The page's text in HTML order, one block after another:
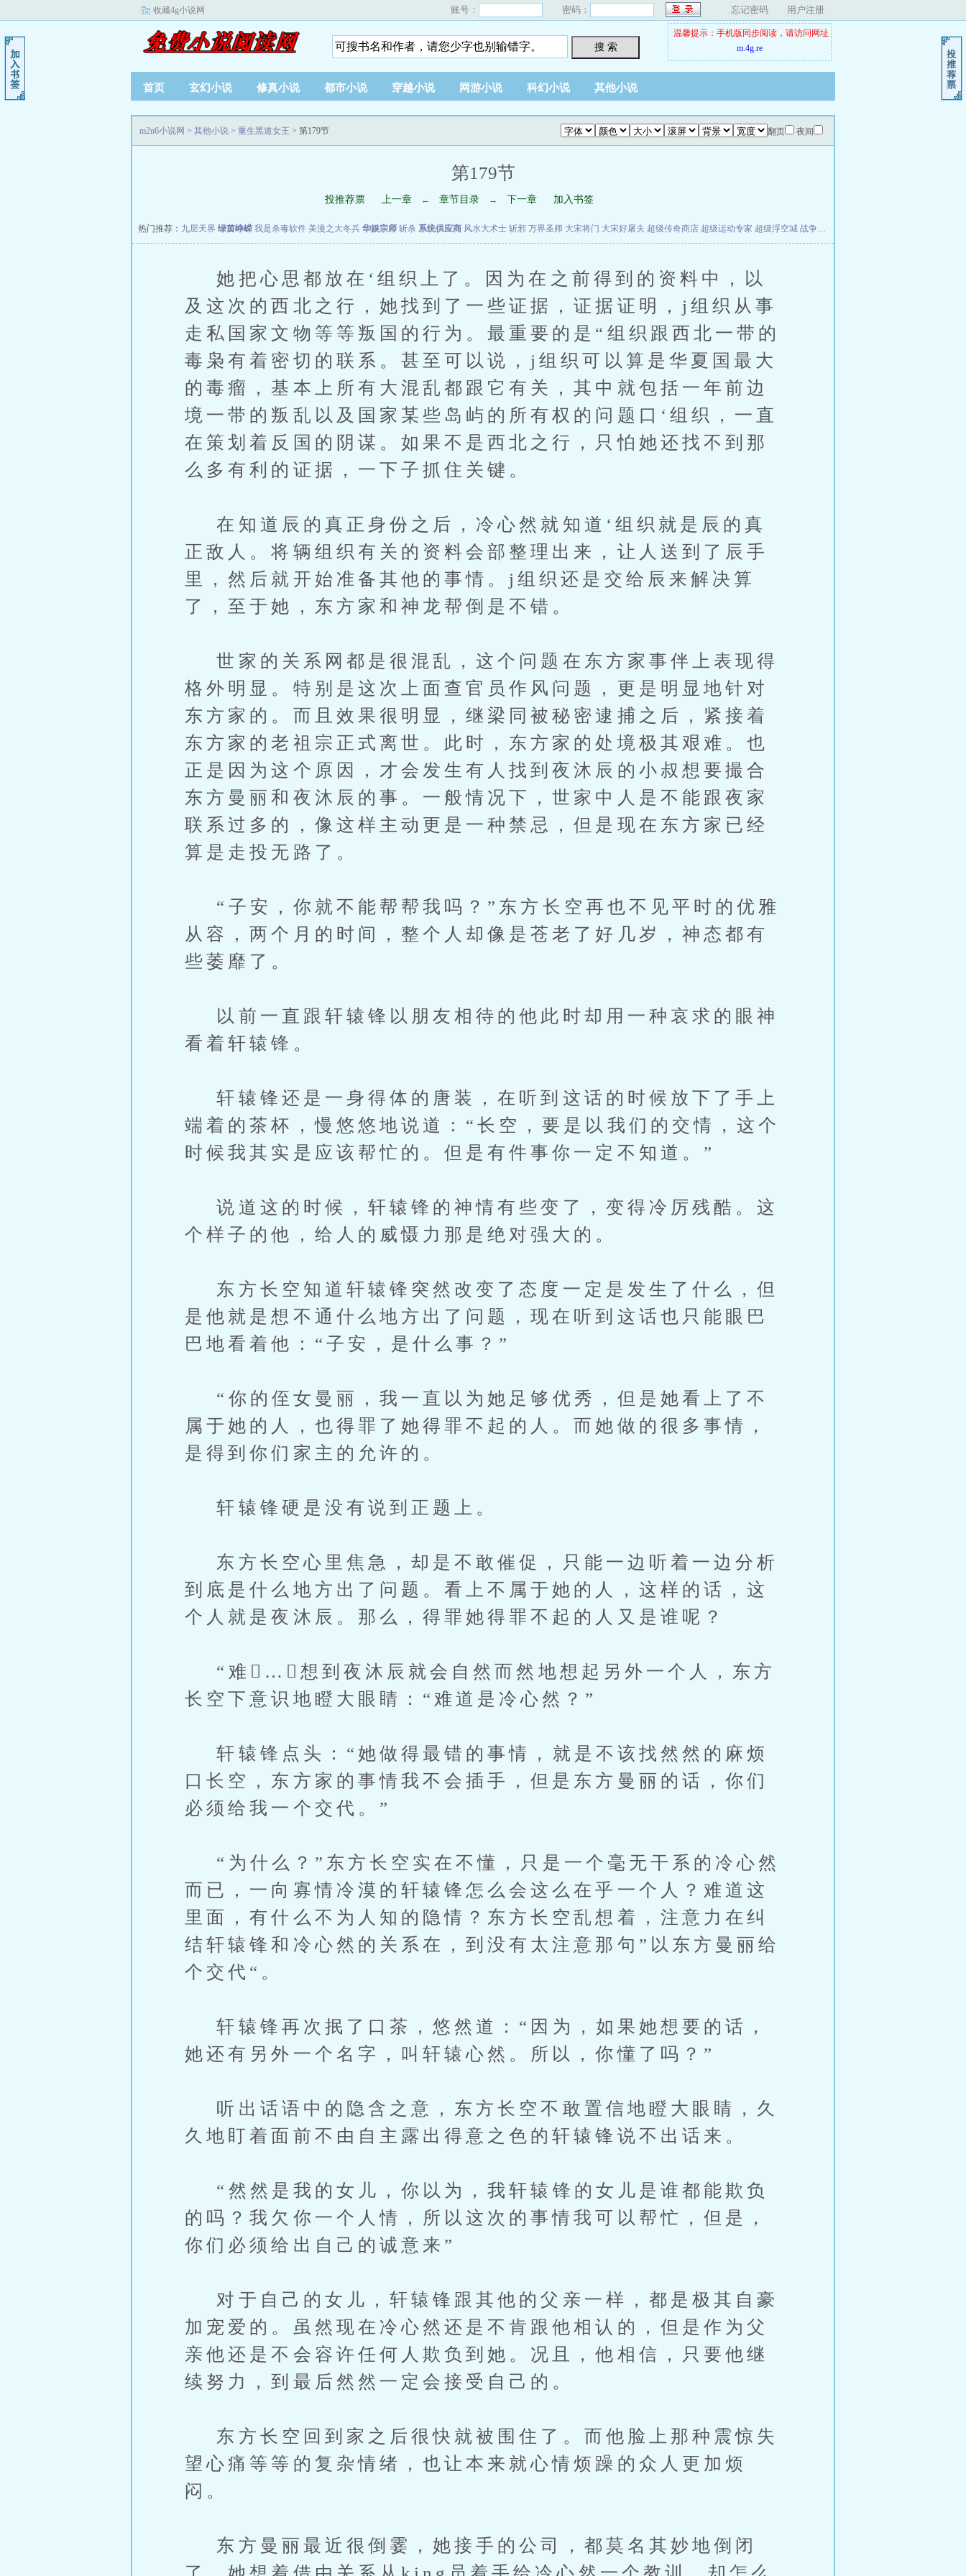
收藏4g小说网 账号： 密码： 忘记密码 用户注册
搜 索
温馨提示：手机版同步阅读，请访问网址
m.4g.re
首页 玄幻小说 修真小说 都市小说 穿越小说 网游小说 科幻小说 其他小说
翻页 夜间
m2n6小说网 > 其他小说 > 重生黑道女王 > 第179节
第179节
投推荐票 上一章 ← 章节目录 → 下一章 加入书签
热门推荐： 九层天界 绿茵峥嵘 我是杀毒软件 美漫之大冬兵 华娱宗师 斩杀 系统供应商 风水大术士 斩邪 万界圣师 大宋将门 大宋好屠夫 超级传奇商店 超级运动专家 超级浮空城 战争天堂
她把心思都放在‘组织上了。因为在之前得到的资料中，以
及这次的西北之行，她找到了一些证据，证据证明，j组织从事
走私国家文物等等叛国的行为。最重要的是“组织跟西北一带的
毒枭有着密切的联系。甚至可以说，j组织可以算是华夏国最大
的毒瘤，基本上所有大混乱都跟它有关，其中就包括一年前边
境一带的叛乱以及国家某些岛屿的所有权的问题口‘组织，一直
在策划着反国的阴谋。如果不是西北之行，只怕她还找不到那
么多有利的证据，一下子抓住关键。
在知道辰的真正身份之后，冷心然就知道‘组织就是辰的真
正敌人。将辆组织有关的资料会部整理出来，让人送到了辰手
里，然后就开始准备其他的事情。j组织还是交给辰来解决算
了，至于她，东方家和神龙帮倒是不错。
世家的关系网都是很混乱，这个问题在东方家事伴上表现得
格外明显。特别是这次上面查官员作风问题，更是明显地针对
东方家的。而且效果很明显，继梁同被秘密逮捕之后，紧接着
东方家的老祖宗正式离世。此时，东方家的处境极其艰难。也
正是因为这个原因，才会发生有人找到夜沐辰的小叔想要撮合
东方曼丽和夜沐辰的事。一般情况下，世家中人是不能跟夜家
联系过多的，像这样主动更是一种禁忌，但是现在东方家已经
算是走投无路了。
“子安，你就不能帮帮我吗？”东方长空再也不见平时的优雅
从容，两个月的时间，整个人却像是苍老了好几岁，神态都有
些萎靡了。
以前一直跟轩辕锋以朋友相待的他此时却用一种哀求的眼神
看着轩辕锋。
轩辕锋还是一身得体的唐装，在听到这话的时候放下了手上
端着的茶杯，慢悠悠地说道：“长空，要是以我们的交情，这个
时候我其实是应该帮忙的。但是有件事你一定不知道。”
说道这的时候，轩辕锋的神情有些变了，变得冷厉残酷。这
个样子的他，给人的威慑力那是绝对强大的。
东方长空知道轩辕锋突然改变了态度一定是发生了什么，但
是他就是想不通什么地方出了问题，现在听到这话也只能眼巴
巴地看着他：“子安，是什么事？”
“你的侄女曼丽，我一直以为她足够优秀，但是她看上了不
属于她的人，也得罪了她得罪不起的人。而她做的很多事情，
是得到你们家主的允许的。
轩辕锋硬是没有说到正题上。
东方长空心里焦急，却是不敢催促，只能一边听着一边分析
到底是什么地方出了问题。看上不属于她的人，这样的话，这
个人就是夜沐辰。那么，得罪她得罪不起的人又是谁呢？
“难…，想到夜沐辰就会自然而然地想起另外一个人，东方
长空下意识地瞪大眼睛：“难道是冷心然？”
轩辕锋点头：“她做得最错的事情，就是不该找然然的麻烦
口长空，东方家的事情我不会插手，但是东方曼丽的话，你们
必须给我一个交代。”
“为什么？”东方长空实在不懂，只是一个毫无干系的冷心然
而已，一向寡情冷漠的轩辕锋怎么会这么在乎一个人？难道这
里面，有什么不为人知的隐情？东方长空乱想着，注意力在纠
结轩辕锋和冷心然的关系在，到没有太注意那句”以东方曼丽给
个交代“。
轩辕锋再次抿了口茶，悠然道：“因为，如果她想要的话，
她还有另外一个名字，叫轩辕心然。所以，你懂了吗？”
听出话语中的隐含之意，东方长空不敢置信地瞪大眼睛，久
久地盯着面前不由自主露出得意之色的轩辕锋说不出话来。
“然然是我的女儿，你以为，我轩辕锋的女儿是谁都能欺负
的吗？我欠你一个人情，所以这次的事情我可以帮忙，但是，
你们必须给出自己的诚意来”
对于自己的女儿，轩辕锋跟其他的父亲一样，都是极其自豪
加宠爱的。虽然现在冷心然还是不肯跟他相认的，但是作为父
亲他还是不会容许任何人欺负到她。况且，他相信，只要他继
续努力，到最后然然一定会接受自己的。
东方长空回到家之后很快就被围住了。而他脸上那种震惊失
望心痛等等的复杂情绪，也让本来就心情烦躁的众人更加烦
闷。
东方曼丽最近很倒霎，她接手的公司，都莫名其妙地倒闭